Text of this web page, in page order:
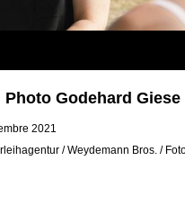
Godehard Giese
2021
/ Weydemann Bros. /